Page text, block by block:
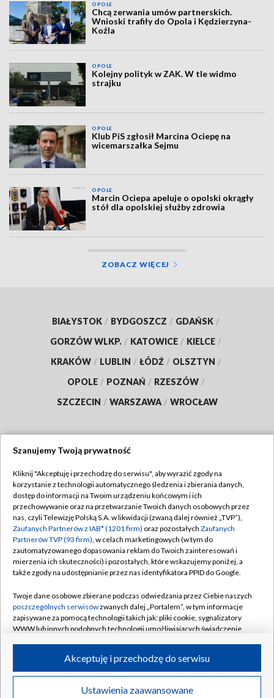
OPOLE
Chcą zerwania umów partnerskich.
Wnioski trafiły do Opola i Kędzierzyna-
Koźla
OPOLE
Kolejny polityk w ZAK. W tle widmo
strajku
OPOLE
Klub PiS zgłosił Marcina Ociepę na
wicemarszałka Sejmu
OPOLE
Marcin Ociepa apeluje o opolski okrągły
stół dla opolskiej służby zdrowia
ZOBACZ WIĘCEJ
BIAŁYSTOK / BYDGOSZCZ / GDAŃSK /
GORZÓW WLKP. / KATOWICE / KIELCE /
KRAKÓW / LUBLIN / ŁÓDŹ / OLSZTYN /
OPOLE / POZNAŃ / RZESZÓW /
SZCZECIN / WARSZAWA / WROCŁAW
TVP
Abonament TVP
Emisja w TVP
Centrum informacji TVP
Naziemna Telewizja Cyfrowa
Rada Programowa
System NOS
Informacje o nadawcy
Program dla prasy
Regulamin TVP
Polityka prywatności
Moje zgody
Pomoc
Kontakt
Kanały
©2026 Telewizja Polska S.A. w likwidacji
Szanujemy Twoją prywatność
Kliknij "Akceptuję i przechodzę do serwisu", aby wyrazić zgody na
korzystanie z technologii automatycznego śledzenia i zbierania danych,
dostęp do informacji na Twoim urządzeniu końcowym i ich
przechowywanie oraz na przetwarzanie Twoich danych osobowych przez
nas, czyli Telewizję Polską S.A. w likwidacji (zwaną dalej również „TVP”),
Zaufanych Partnerów z IAB* (1201 firm) oraz pozostałych Zaufanych
Partnerów TVP (93 firm), w celach marketingowych (w tym do
zautomatyzowanego dopasowania reklam do Twoich zainteresowań i
mierzenia ich skuteczności) i pozostałych, które wskazujemy poniżej, a
także zgody na udostępnianie przez nas identyfikatora PPID do Google.
Twoje dane osobowe zbierane podczas odwiedzania przez Ciebie naszych
poszczególnych serwisówzwanych dalej „Portalem”, w tym informacje
zapisywane za pomocą technologii takich jak: pliki cookie, sygnalizatory
WWW lub innych podobnych technologii umożliwiających świadczenie
ruchu w Internecie.
Twoje dane osobowe zbierane podczas odwiedzania przez Ciebie
poszczególnych serwisówna Portalu, takie jak adresy IP, identyfikatory
Ustawienia zaawansowane
Akceptuję i przechodzę do serwisu